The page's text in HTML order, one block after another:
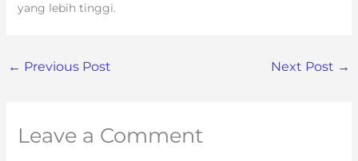
yang lebih tinggi.
← Previous Post Next Post →
Leave a Comment